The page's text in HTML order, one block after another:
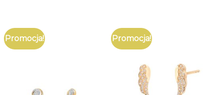
Promocja! Promocja!